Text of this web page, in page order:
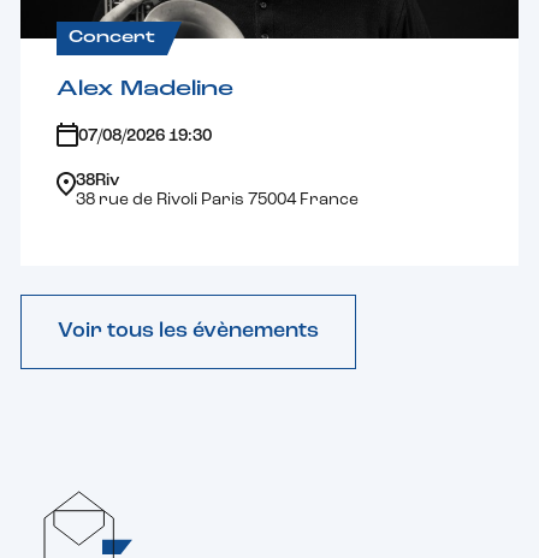
Concert
Alex Madeline
07/08/2026 19:30
38Riv
38 rue de Rivoli Paris 75004 France
Voir tous les évènements